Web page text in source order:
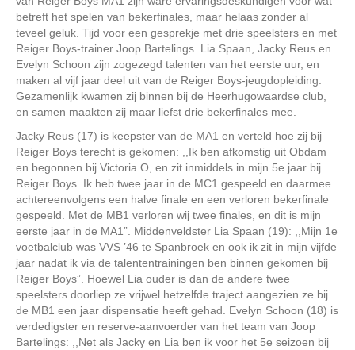
betreft het spelen van bekerfinales, maar helaas zonder al
teveel geluk. Tijd voor een gesprekje met drie speelsters en met
Reiger Boys-trainer Joop Bartelings. Lia Spaan, Jacky Reus en
Evelyn Schoon zijn zogezegd talenten van het eerste uur, en
maken al vijf jaar deel uit van de Reiger Boys-jeugdopleiding.
Gezamenlijk kwamen zij binnen bij de Heerhugowaardse club,
en samen maakten zij maar liefst drie bekerfinales mee.
Jacky Reus (17) is keepster van de MA1 en verteld hoe zij bij
Reiger Boys terecht is gekomen: ,,Ik ben afkomstig uit Obdam
en begonnen bij Victoria O, en zit inmiddels in mijn 5e jaar bij
Reiger Boys. Ik heb twee jaar in de MC1 gespeeld en daarmee
achtereenvolgens een halve finale en een verloren bekerfinale
gespeeld. Met de MB1 verloren wij twee finales, en dit is mijn
eerste jaar in de MA1”. Middenveldster Lia Spaan (19): ,,Mijn 1e
voetbalclub was VVS ’46 te Spanbroek en ook ik zit in mijn vijfde
jaar nadat ik via de talententrainingen ben binnen gekomen bij
Reiger Boys”. Hoewel Lia ouder is dan de andere twee
speelsters doorliep ze vrijwel hetzelfde traject aangezien ze bij
de MB1 een jaar dispensatie heeft gehad. Evelyn Schoon (18) is
verdedigster en reserve-aanvoerder van het team van Joop
Bartelings: ,,Net als Jacky en Lia ben ik voor het 5e seizoen bij